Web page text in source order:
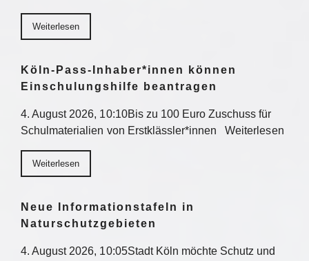
Weiterlesen
Köln-Pass-Inhaber*innen können
Einschulungshilfe beantragen
4. August 2026, 10:10Bis zu 100 Euro Zuschuss für
Schulmaterialien von Erstklässler*innen Weiterlesen
Weiterlesen
Neue Informationstafeln in
Naturschutzgebieten
4. August 2026, 10:05Stadt Köln möchte Schutz und